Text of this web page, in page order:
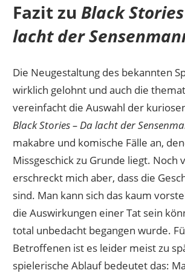
Fazit zuBlack
lacht der
Die Neugestaltung des bekannten
wirklich gelohnt und auch die
vereinfacht die Auswahl der
Black Stories – Da lacht der
makabre und komische Fälle an,
Missgeschick zu Grunde liegt. Noch
erschreckt mich aber, dass die
sind. Man kann sich das kaum
die Auswirkungen einer Tat sein
total unbedacht begangen wurde.
Betroffenen ist es leider meist zu
spielerische Ablauf bedeutet das: